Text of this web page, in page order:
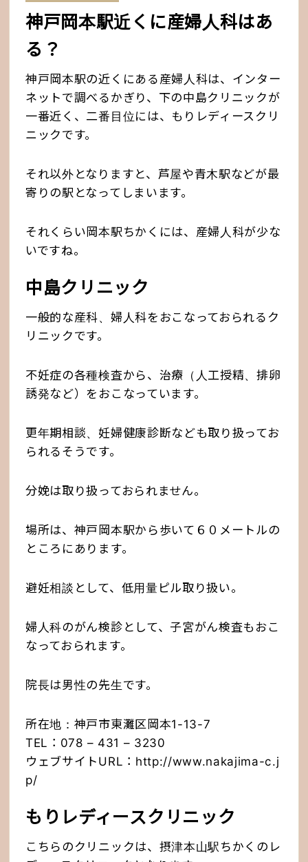
神戸岡本駅近くに産婦人科はあ
る？
神戸岡本駅の近くにある産婦人科は、インター
ネットで調べるかぎり、下の中島クリニックが
一番近く、二番目位には、もりレディースクリ
ニックです。
それ以外となりますと、芦屋や青木駅などが最
寄りの駅となってしまいます。
それくらい岡本駅ちかくには、産婦人科が少な
いですね。
中島クリニック
一般的な産科、婦人科をおこなっておられるク
リニックです。
不妊症の各種検査から、治療（人工授精、排卵
誘発など）をおこなっています。
更年期相談、妊婦健康診断なども取り扱ってお
られるそうです。
分娩は取り扱っておられません。
場所は、神戸岡本駅から歩いて６０メートルの
ところにあります。
避妊相談として、低用量ピル取り扱い。
婦人科のがん検診として、子宮がん検査もおこ
なっておられます。
院長は男性の先生です。
所在地：神戸市東灘区岡本1-13-7
TEL：078 – 431 – 3230
ウェブサイトURL： http://www.nakajima-c.j
p/
もりレディースクリニック
こちらのクリニックは、摂津本山駅ちかくのレ